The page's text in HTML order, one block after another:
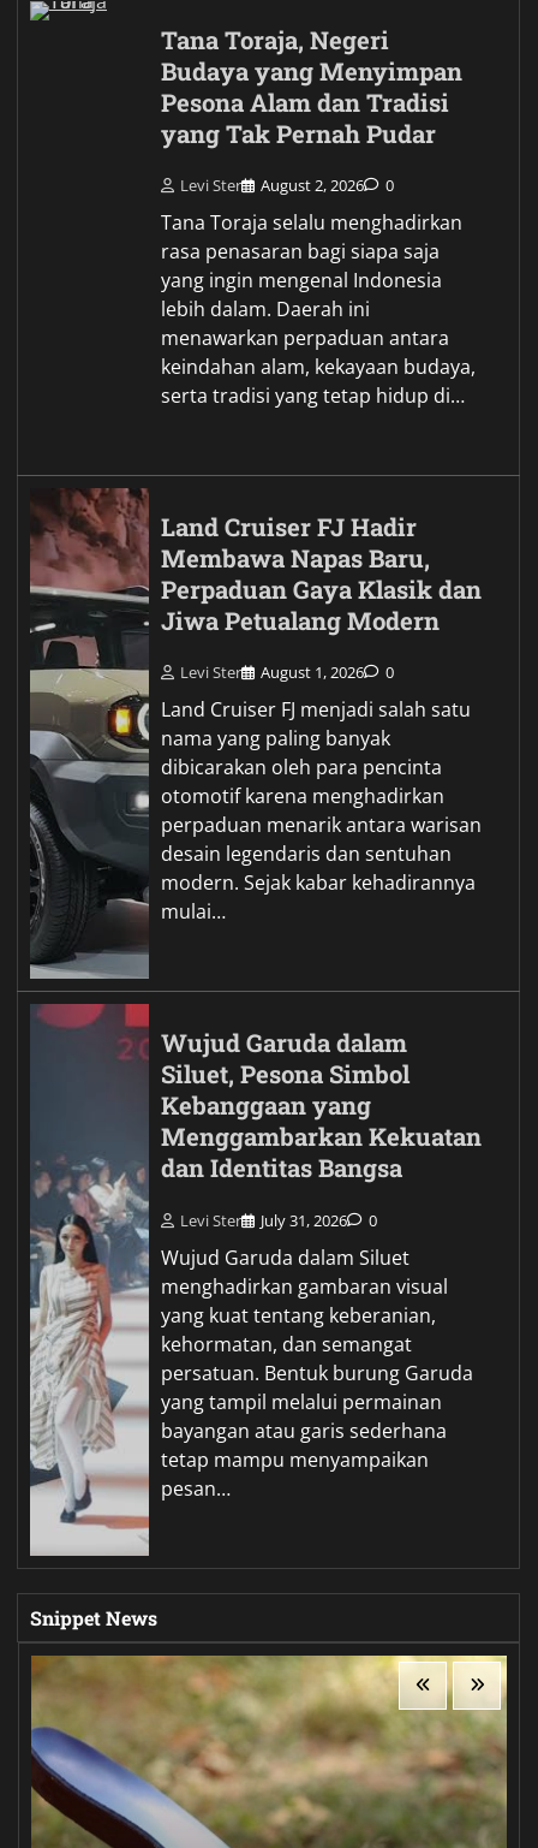
Tana Toraja, Negeri
Budaya yang Menyimpan
Pesona Alam dan Tradisi
yang Tak Pernah Pudar
Levi Ster August 2, 2026 0
Tana Toraja selalu menghadirkan
rasa penasaran bagi siapa saja
yang ingin mengenal Indonesia
lebih dalam. Daerah ini
menawarkan perpaduan antara
keindahan alam, kekayaan budaya,
serta tradisi yang tetap hidup di…
Land Cruiser FJ Hadir
Membawa Napas Baru,
Perpaduan Gaya Klasik dan
Jiwa Petualang Modern
Levi Ster August 1, 2026 0
Land Cruiser FJ menjadi salah satu
nama yang paling banyak
dibicarakan oleh para pencinta
otomotif karena menghadirkan
perpaduan menarik antara warisan
desain legendaris dan sentuhan
modern. Sejak kabar kehadirannya
mulai…
Wujud Garuda dalam
Siluet, Pesona Simbol
Kebanggaan yang
Menggambarkan Kekuatan
dan Identitas Bangsa
Levi Ster July 31, 2026 0
Wujud Garuda dalam Siluet
menghadirkan gambaran visual
yang kuat tentang keberanian,
kehormatan, dan semangat
persatuan. Bentuk burung Garuda
yang tampil melalui permainan
bayangan atau garis sederhana
tetap mampu menyampaikan
pesan…
Snippet News